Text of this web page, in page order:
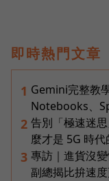
即時熱門文章
1 Gemini完整教
Notebooks、
2 告別「極速迷
麼才是 5G 時代
3 專訪｜進貨沒
副總揭比拚速